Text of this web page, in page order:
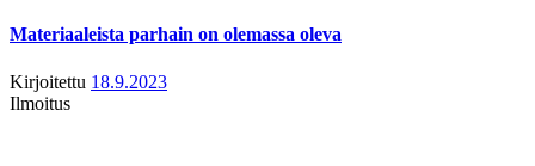
Materiaaleista parhain on olemassa oleva
Kirjoitettu 18.9.2023
Ilmoitus